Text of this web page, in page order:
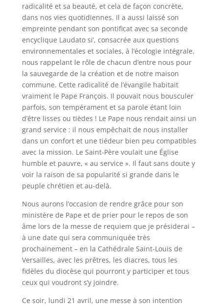
radicalité et sa beauté, et cela de façon concrète,
dans nos vies quotidiennes. Il a aussi laissé son
empreinte pendant son pontificat avec sa seconde
encyclique Laudato si’, consacrée aux questions
environnementales et sociales, à l’écologie intégrale,
nous rappelant le rôle de chacun d’entre nous pour
la sauvegarde de la création et de notre maison
commune. Cette radicalité de l’évangile habitait
vraiment le Pape François. Il pouvait nous bousculer
parfois, son tempérament et sa parole étant loin
d’être lisses ou tièdes ! Le Pape nous rendait ainsi un
grand service : il nous empêchait de nous installer
dans un confort et une tiédeur bien peu compatibles
avec la mission. Le Saint-Père voulait une Église
humble et pauvre, « au service ». Il faut sans doute y
voir la raison de sa popularité si grande dans le
peuple chrétien et au-delà.
Nous aurons l’occasion de rendre grâce pour son
ministère de Pape et de prier pour le repos de son
âme lors de la messe de requiem que je présiderai –
à une date qui sera communiquée très
prochainement – en la Cathédrale Saint-Louis de
Versailles, avec les prêtres, les diacres, tous les
fidèles du diocèse qui pourront y participer et tous
ceux qui voudront s’y joindre.
Ce soir, lundi 21 avril, une messe à son intention